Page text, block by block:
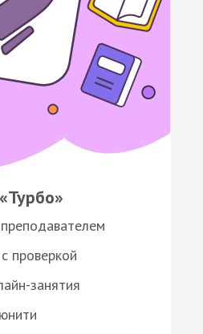
проверкой
занятия